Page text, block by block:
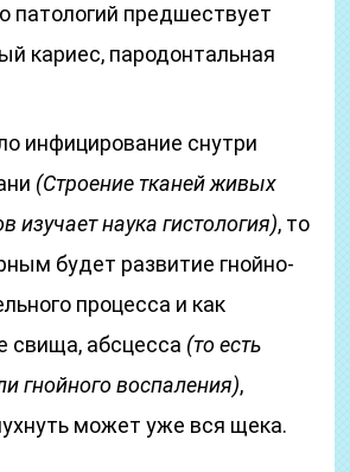
патологий предшествует
кариес, пародонтальная
инфицирование снутри
(Строение тканей живых
изучает наука гистология), то
будет развитие гнойно-
процесса и как
свища, абсцесса (то есть
гнойного воспаления),
может уже вся щека.